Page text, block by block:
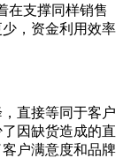
在支撑同样销售
，资金利用效率
直接等同于客户
因缺货造成的直
户满意度和品牌